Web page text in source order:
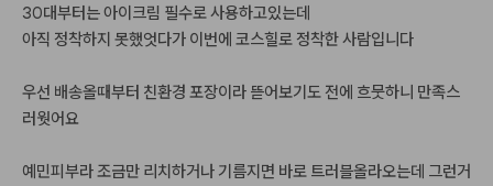
30대부터는 아이크림 필수로 사용하고있는데
아직 정착하지 못했엇다가 이번에 코스힐로 정착한 사람입니다
우선 배송올때부터 친환경 포장이라 뜯어보기도 전에 흐뭇하니 만족스
러웟어요
예민피부라 조금만 리치하거나 기름지면 바로 트러블올라오는데 그런거